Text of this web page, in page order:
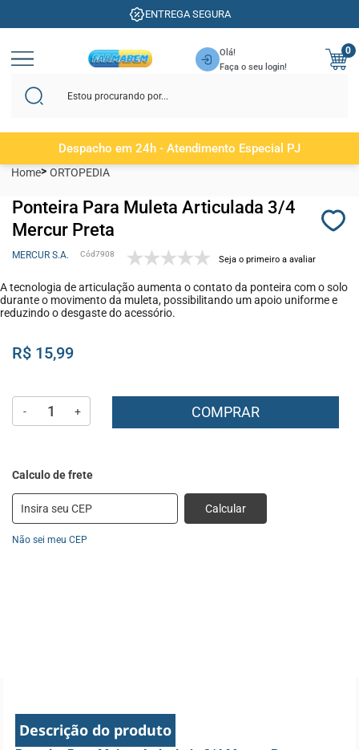
ENTREGA SEGURA
Olá!
Faça o seu login!
0
Despacho em 24h - Atendimento Especial PJ
Home ORTOPEDIA
Ponteira Para Muleta Articulada 3/4
Mercur Preta
MERCUR S.A. 7908 Seja o primeiro a avaliar
A tecnologia de articulação aumenta o contato da ponteira com o solo
durante o movimento da muleta, possibilitando um apoio uniforme e
reduzindo o desgaste do acessório.
R$ 15,99
- + COMPRAR
Calcular
Não sei meu CEP
Descrição do produto